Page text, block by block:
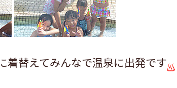
着替えてみんなで温泉に出発です